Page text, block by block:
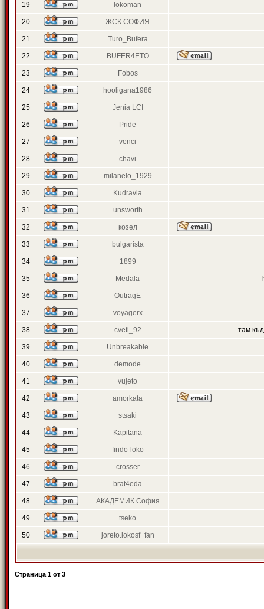
19 lokoman
20 ЖСК СОФИЯ
21 Turo_Bufera
22 BUFER4ETO
23 Fobos
24 hooligana1986
25 Jenia LCI
26 Pride
27 venci
28 chavi
29 milanelo_1929
30 Kudravia
31 unsworth
32 козел
33 bulgarista
34 1899
35 Medala
36 OutragE
37 voyagerx
38 cveti_92 там
39 Unbreakable
40 demode
41 vujeto
42 amorkata
43 stsaki
44 Kapitana
45 findo-loko
46 crosser
47 brat4eda
48 АКАДЕМИК София
49 tseko
50 joreto.lokosf_fan
Страница 1 от 3